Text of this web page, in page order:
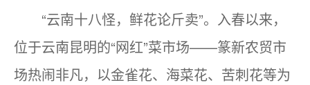
“云南十八怪，鲜花论斤卖”。入春以来，
位于云南昆明的“网红”菜市场——篆新农贸市
场热闹非凡，以金雀花、海菜花、苦刺花等为